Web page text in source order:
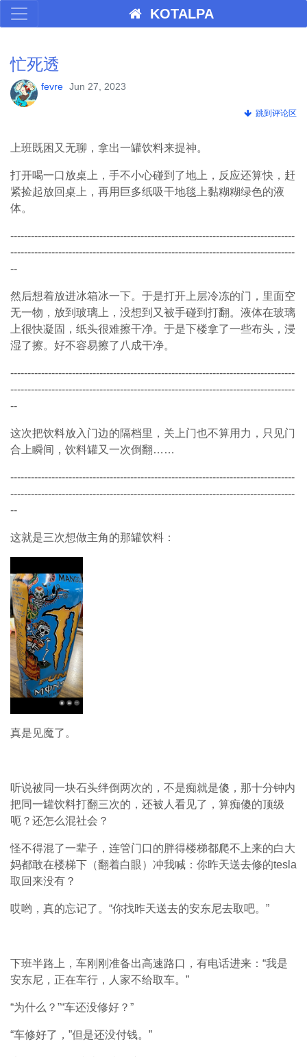
KOTALPA
忙死透
fevre Jun 27, 2023
跳到评论区
上班既困又无聊，拿出一罐饮料来提神。
打开喝一口放桌上，手不小心碰到了地上，反应还算快，赶
紧捡起放回桌上，再用巨多纸吸干地毯上黏糊糊绿色的液
体。
-----------------------------------------------------------------------------------
-----------------------------------------------------------------------------------
--
然后想着放进冰箱冰一下。于是打开上层冷冻的门，里面空
无一物，放到玻璃上，没想到又被手碰到打翻。液体在玻璃
上很快凝固，纸头很难擦干净。于是下楼拿了一些布头，浸
湿了擦。好不容易擦了八成干净。
-----------------------------------------------------------------------------------
-----------------------------------------------------------------------------------
--
这次把饮料放入门边的隔档里，关上门也不算用力，只见门
合上瞬间，饮料罐又一次倒翻……
-----------------------------------------------------------------------------------
-----------------------------------------------------------------------------------
--
这就是三次想做主角的那罐饮料：
真是见魔了。
听说被同一块石头绊倒两次的，不是痴就是傻，那十分钟内
把同一罐饮料打翻三次的，还被人看见了，算痴傻的顶级
呃？还怎么混社会？
怪不得混了一辈子，连管门口的胖得楼梯都爬不上来的白大
妈都敢在楼梯下（翻着白眼）冲我喊：你昨天送去修的tesla
取回来没有？
哎哟，真的忘记了。 “你找昨天送去的安东尼去取吧。 ”
下班半路上，车刚刚准备出高速路口，有电话进来： “我是
安东尼，正在车行，人家不给取车。 ”
“为什么？ ”“车还没修好？ ”
“车修好了， ”但是还没付钱。 ”